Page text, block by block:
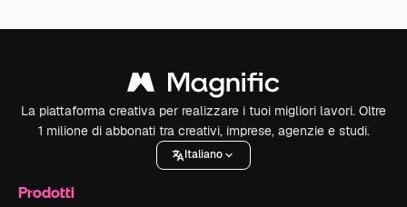
La piattaforma creativa per realizzare i tuoi migliori lavori. Oltre
1 milione di abbonati tra creativi, imprese, agenzie e studi.
Italiano
Prodotti